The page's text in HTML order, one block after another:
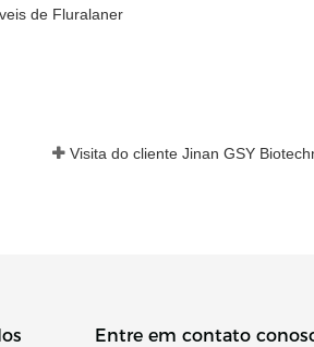
​​de Fluralaner
Entre em contato